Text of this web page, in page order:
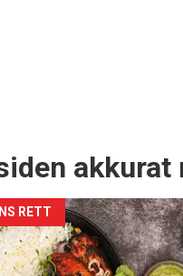
akkurat
RETT